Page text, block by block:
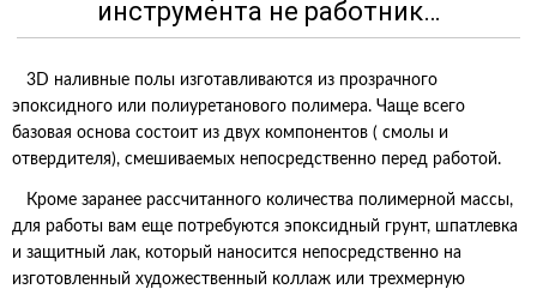
инструмента не работник…
3D наливные полы изготавливаются из прозрачного
эпоксидного или полиуретанового полимера. Чаще всего
базовая основа состоит из двух компонентов ( смолы и
отвердителя), смешиваемых непосредственно перед работой.
Кроме заранее рассчитанного количества полимерной массы,
для работы вам еще потребуются эпоксидный грунт, шпатлевка
и защитный лак, который наносится непосредственно на
изготовленный художественный коллаж или трехмерную